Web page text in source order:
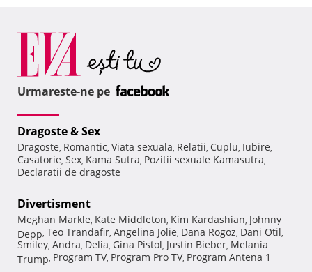
Urmareste-ne pe
Dragoste & Sex
Dragoste, Romantic, Viata sexuala, Relatii, Cuplu, Iubire,
Casatorie, Sex, Kama Sutra, Pozitii sexuale Kamasutra,
Declaratii de dragoste
Divertisment
Meghan Markle, Kate Middleton, Kim Kardashian, Johnny
Depp, Teo Trandafir, Angelina Jolie, Dana Rogoz, Dani Otil,
Smiley, Andra, Delia, Gina Pistol, Justin Bieber, Melania
Trump, Program TV, Program Pro TV, Program Antena 1